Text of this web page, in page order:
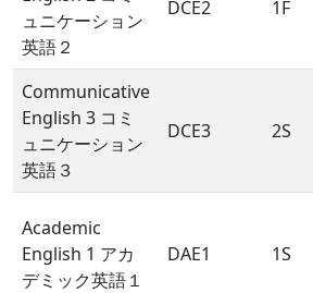
ュニケーション
英語２
DCE2 1F
Communicative
English 3 コミ
ュニケーション
英語３
DCE3 2S
Academic
English 1 アカ
デミック英語１
DAE1 1S